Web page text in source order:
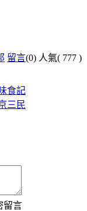
留言(0) 人氣( 777 )
食記
三民
留言